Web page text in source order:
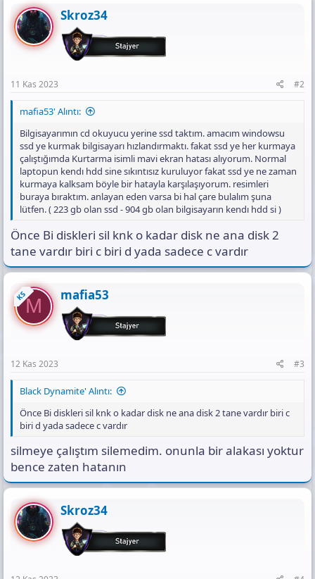
Skroz34
11 Kas 2023 #2
mafia53' Alıntı:
Bilgisayarımın cd okuyucu yerine ssd taktım. amacım windowsu
ssd ye kurmak bilgisayarı hızlandırmaktı. fakat ssd ye her kurmaya
çalıştığımda Kurtarma isimli mavi ekran hatası alıyorum. Normal
laptopun kendı hdd sine sıkıntısız kuruluyor fakat ssd ye ne zaman
kurmaya kalksam böyle bir hatayla karşılaşıyorum. resimleri
buraya bıraktım. anlayan eden varsa bi hal çare bulalım şuna
lütfen. ( 223 gb olan ssd - 904 gb olan bilgisayarın kendı hdd si )
Önce Bi diskleri sil knk o kadar disk ne ana disk 2
tane vardır biri c biri d yada sadece c vardır
KSM mafia53
12 Kas 2023 #3
Black Dynamite' Alıntı:
Önce Bi diskleri sil knk o kadar disk ne ana disk 2 tane vardır biri c
biri d yada sadece c vardır
silmeye çalıştım silemedim. onunla bir alakası yoktur
bence zaten hatanın
Skroz34